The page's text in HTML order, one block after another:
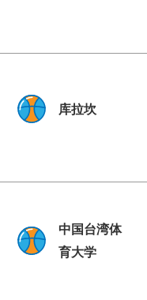
库拉坎
中国台湾体
育大学